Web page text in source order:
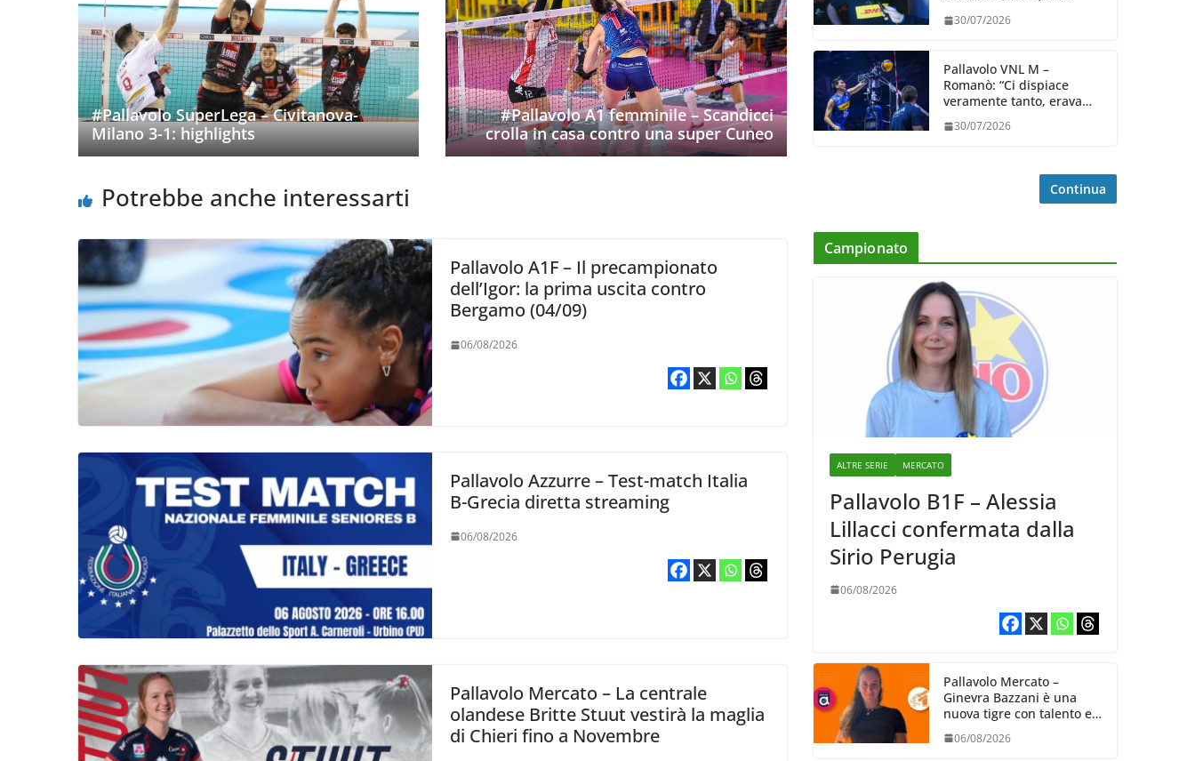
#Pallavolo SuperLega – Civitanova-
Milano 3-1: highlights
#Pallavolo A1 femminile – Scandicci
crolla in casa contro una super Cuneo
Potrebbe anche interessarti
Pallavolo A1F – Il precampionato
dell’Igor: la prima uscita contro
Bergamo (04/09)
06/08/2026
Pallavolo Azzurre – Test-match Italia
B-Grecia diretta streaming
06/08/2026
Pallavolo Mercato – La centrale
olandese Britte Stuut vestirà la maglia
di Chieri fino a Novembre
dalla prestazione in
30/07/2026
Pallavolo VNL M –
Romanò: “Ci dispiace
veramente tanto, eravamo
impareremo”
30/07/2026
Continua
Campionato
ALTRE SERIE MERCATO
Pallavolo B1F – Alessia
Lillacci confermata dalla
Sirio Perugia
06/08/2026
Pallavolo Mercato –
Ginevra Bazzani è una
nuova tigre con talento ed
entusiasmo
06/08/2026